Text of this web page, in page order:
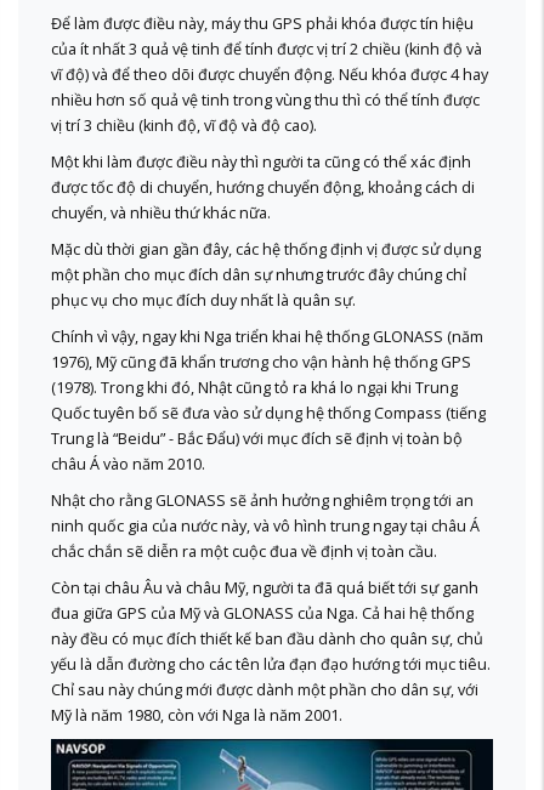
Để làm được điều này, máy thu GPS phải khóa được tín hiệu
của ít nhất 3 quả vệ tinh để tính được vị trí 2 chiều (kinh độ và
vĩ độ) và để theo dõi được chuyển động. Nếu khóa được 4 hay
nhiều hơn số quả vệ tinh trong vùng thu thì có thể tính được
vị trí 3 chiều (kinh độ, vĩ độ và độ cao).
Một khi làm được điều này thì người ta cũng có thể xác định
được tốc độ di chuyển, hướng chuyển động, khoảng cách di
chuyển, và nhiều thứ khác nữa.
Mặc dù thời gian gần đây, các hệ thống định vị được sử dụng
một phần cho mục đích dân sự nhưng trước đây chúng chỉ
phục vụ cho mục đích duy nhất là quân sự.
Chính vì vậy, ngay khi Nga triển khai hệ thống GLONASS (năm
1976), Mỹ cũng đã khẩn trương cho vận hành hệ thống GPS
(1978). Trong khi đó, Nhật cũng tỏ ra khá lo ngại khi Trung
Quốc tuyên bố sẽ đưa vào sử dụng hệ thống Compass (tiếng
Trung là “Beidu” - Bắc Đẩu) với mục đích sẽ định vị toàn bộ
châu Á vào năm 2010.
Nhật cho rằng GLONASS sẽ ảnh hưởng nghiêm trọng tới an
ninh quốc gia của nước này, và vô hình trung ngay tại châu Á
chắc chắn sẽ diễn ra một cuộc đua về định vị toàn cầu.
Còn tại châu Âu và châu Mỹ, người ta đã quá biết tới sự ganh
đua giữa GPS của Mỹ và GLONASS của Nga. Cả hai hệ thống
này đều có mục đích thiết kế ban đầu dành cho quân sự, chủ
yếu là dẫn đường cho các tên lửa đạn đạo hướng tới mục tiêu.
Chỉ sau này chúng mới được dành một phần cho dân sự, với
Mỹ là năm 1980, còn với Nga là năm 2001.